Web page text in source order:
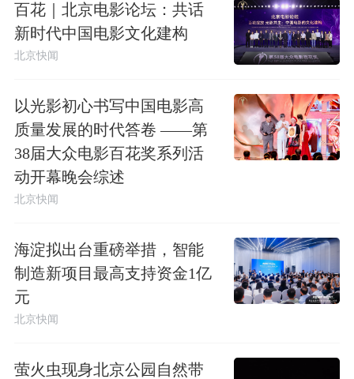
百花｜北京电影论坛：共话
新时代中国电影文化建构
北京快闻
以光影初心书写中国电影高
质量发展的时代答卷 ——第
38届大众电影百花奖系列活
动开幕晚会综述
北京快闻
海淀拟出台重磅举措，智能
制造新项目最高支持资金1亿
元
北京快闻
萤火虫现身北京公园自然带